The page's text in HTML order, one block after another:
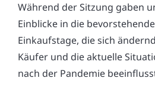
Während der Sitzung gaben
Einblicke in die
Einkaufstage, die sich
Käufer und die aktuelle
nach der Pandemie